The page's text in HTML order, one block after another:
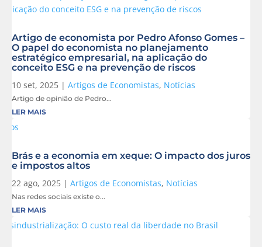
Artigo de economista por Pedro Afonso Gomes –
O papel do economista no planejamento
estratégico empresarial, na aplicação do
conceito ESG e na prevenção de riscos
10 set, 2025 | Artigos de Economistas, Notícias
Artigo de opinião de Pedro...
LER MAIS
Brás e a economia em xeque: O impacto dos juros
e impostos altos
22 ago, 2025 | Artigos de Economistas, Notícias
Nas redes sociais existe o...
LER MAIS